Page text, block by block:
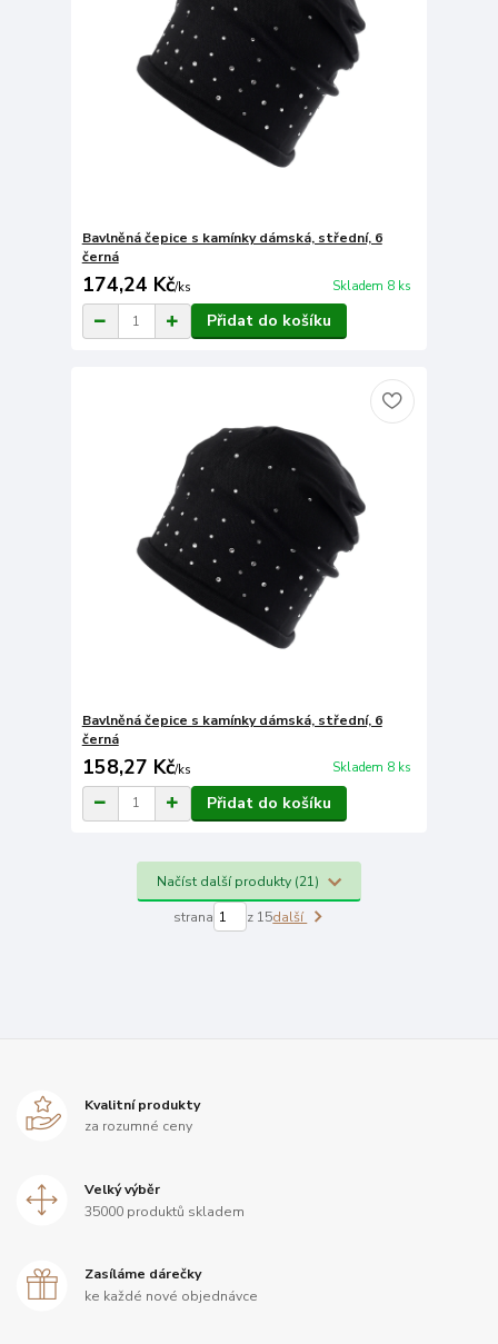
Bavlněná čepice s kamínky dámská, střední, 6
černá
174,24 Kč/ks Skladem 8 ks
Přidat do košíku
Bavlněná čepice s kamínky dámská, střední, 6
černá
158,27 Kč/ks Skladem 8 ks
Přidat do košíku
Načíst další produkty (21)
strana z 15další
Kvalitní produkty
za rozumné ceny
Velký výběr
35000 produktů skladem
Zasíláme dárečky
ke každé nové objednávce